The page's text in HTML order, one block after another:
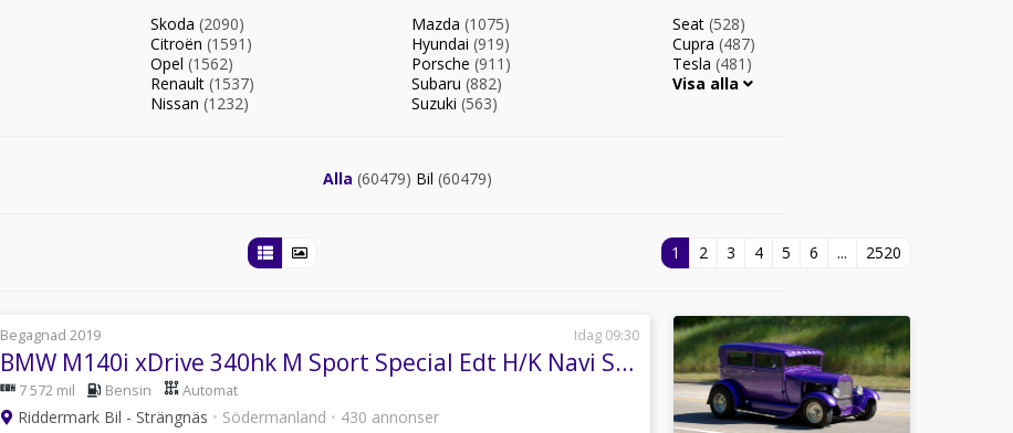
Skoda (2090)
Citroën (1591)
Opel (1562)
Renault (1537)
Nissan (1232)
Mazda (1075)
Hyundai (919)
Porsche (911)
Subaru (882)
Suzuki (563)
Seat (528)
Cupra (487)
Tesla (481)
Visa alla
Alla (60479) Bil (60479)
1 2 3 4 5 6 ... 2520
Begagnad 2019 Idag 09:30
BMW M140i xDrive 340hk M Sport Special Edt H/K Navi Skinn
7 572 mil Bensin Automat
Riddermark Bil - Strängnäs • Södermanland • 430 annonser